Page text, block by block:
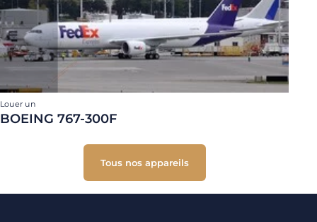
Louer un
BOEING 767-300F
Tous nos appareils